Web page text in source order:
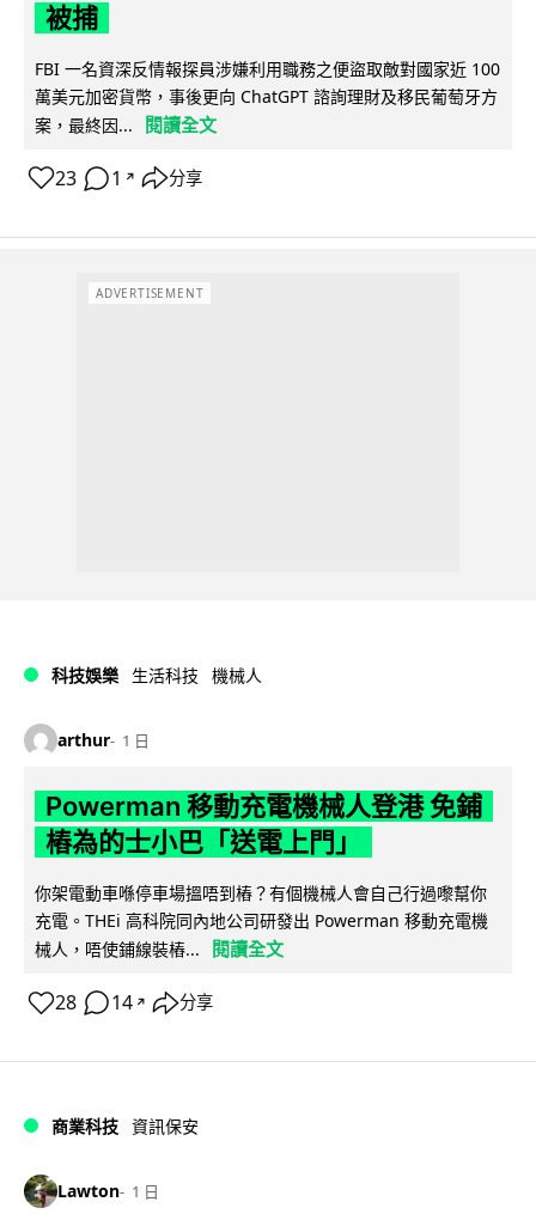
被捕
FBI 一名資深反情報探員涉嫌利用職務之便盜取敵對國家近 100
萬美元加密貨幣，事後更向 ChatGPT 諮詢理財及移民葡萄牙方
案，最終因...
閱讀全文
23 1 ↗ 分享
ADVERTISEMENT
科技娛樂 生活科技 機械人
arthur 1 日
Powerman 移動充電機械人登港 免鋪
樁為的士小巴「送電上門」
你架電動車喺停車場搵唔到樁？有個機械人會自己行過嚟幫你
充電。THEi 高科院同內地公司研發出 Powerman 移動充電機
械人，唔使鋪線裝樁...
閱讀全文
28 14 ↗ 分享
商業科技 資訊保安
Lawton 1 日